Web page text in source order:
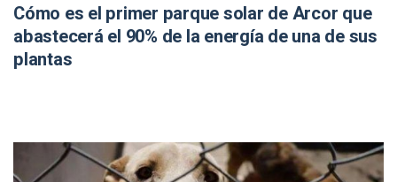
Cómo es el primer parque solar de Arcor que
abastecerá el 90% de la energía de una de sus
plantas